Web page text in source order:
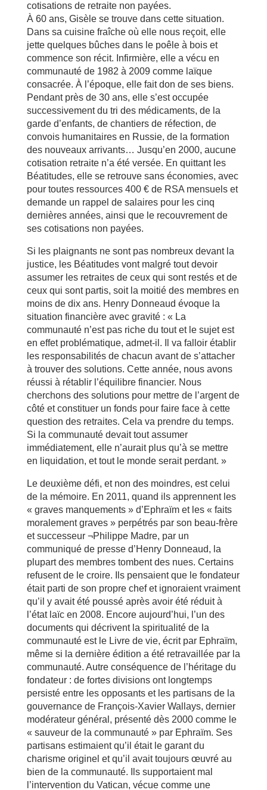
cotisations de retraite non payées.
À 60 ans, Gisèle se trouve dans cette situation.
Dans sa cuisine fraîche où elle nous reçoit, elle
jette quelques bûches dans le poêle à bois et
commence son récit. Infirmière, elle a vécu en
communauté de 1982 à 2009 comme laïque
consacrée. À l’époque, elle fait don de ses biens.
Pendant près de 30 ans, elle s’est occupée
successivement du tri des médicaments, de la
garde d’enfants, de chantiers de réfection, de
convois humanitaires en Russie, de la formation
des nouveaux arrivants… Jusqu’en 2000, aucune
cotisation retraite n’a été versée. En quittant les
Béatitudes, elle se retrouve sans économies, avec
pour toutes ressources 400 € de RSA mensuels et
demande un rappel de salaires pour les cinq
dernières années, ainsi que le recouvrement de
ses cotisations non payées.
Si les plaignants ne sont pas nombreux devant la
justice, les Béatitudes vont malgré tout devoir
assumer les retraites de ceux qui sont restés et de
ceux qui sont partis, soit la moitié des membres en
moins de dix ans. Henry Donneaud évoque la
situation financière avec gravité : « La
communauté n’est pas riche du tout et le sujet est
en effet problématique, admet-il. Il va falloir établir
les responsabilités de chacun avant de s’attacher
à trouver des solutions. Cette année, nous avons
réussi à rétablir l’équilibre financier. Nous
cherchons des solutions pour mettre de l’argent de
côté et constituer un fonds pour faire face à cette
question des retraites. Cela va prendre du temps.
Si la communauté devait tout assumer
immédiatement, elle n’aurait plus qu’à se mettre
en liquidation, et tout le monde serait perdant. »
Le deuxième défi, et non des moindres, est celui
de la mémoire. En 2011, quand ils apprennent les
« graves manquements » d’Ephraïm et les « faits
moralement graves » perpétrés par son beau-frère
et successeur ¬Philippe Madre, par un
communiqué de presse d’Henry Donneaud, la
plupart des membres tombent des nues. Certains
refusent de le croire. Ils pensaient que le fondateur
était parti de son propre chef et ignoraient vraiment
qu’il y avait été poussé après avoir été réduit à
l’état laïc en 2008. Encore aujourd’hui, l’un des
documents qui décrivent la spiritualité de la
communauté est le Livre de vie, écrit par Ephraïm,
même si la dernière édition a été retravaillée par la
communauté. Autre conséquence de l’héritage du
fondateur : de fortes divisions ont longtemps
persisté entre les opposants et les partisans de la
gouvernance de François-Xavier Wallays, dernier
modérateur général, présenté dès 2000 comme le
« sauveur de la communauté » par Ephraïm. Ses
partisans estimaient qu’il était le garant du
charisme originel et qu’il avait toujours œuvré au
bien de la communauté. Ils supportaient mal
l’intervention du Vatican, vécue comme une